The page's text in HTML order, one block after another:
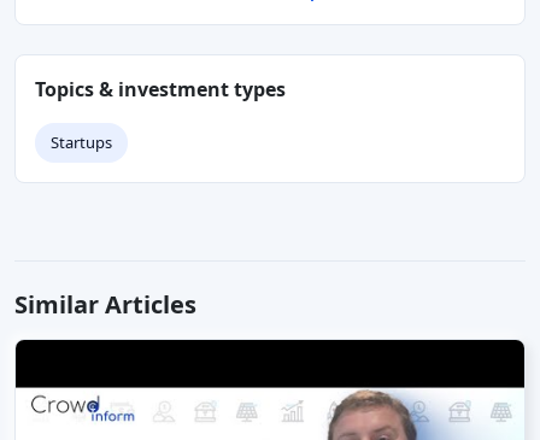
Topics & investment types
Startups
Similar Articles